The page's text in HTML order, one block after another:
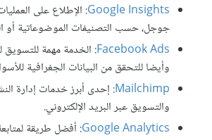
Google Insights: الإطلاع على
جوجل، حسب التصنيفات الموضوعاتية أو
Facebook Ads: الخدمة مهمة للتسويق
وأيضا للتحقق من البيانات الجغرافية
Mailchimp: إحدى أبرز خدمات إدارة
والتسويق عبر البريد الإلكتروني.
Google Analytics: أفضل طريقة